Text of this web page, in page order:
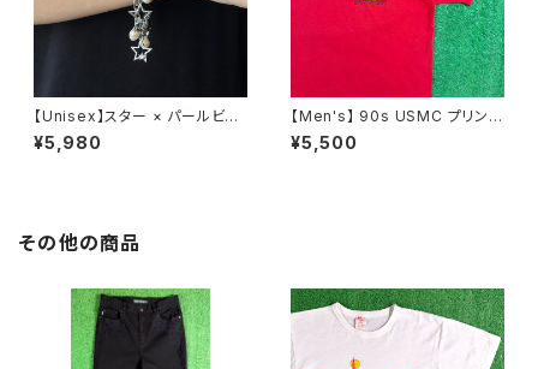
【Unisex】スター × パールビー
ズ チャーム チェーン ブレスレッ
ト / 古着 アクセサリー N1109
¥5,980
【Men's】 90s USMC プリント
Tシャツ / アメリカ製 USA製 9
0年代 ティーシャツ T-Shirt 古
¥5,500
その他の商品